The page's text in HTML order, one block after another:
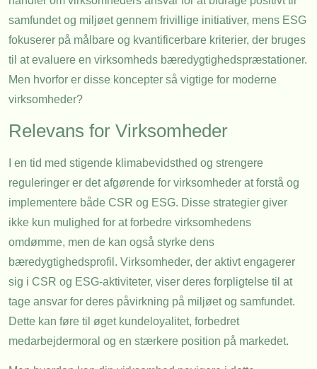
samfundet og miljøet gennem frivillige initiativer, mens ESG
fokuserer på målbare og kvantificerbare kriterier, der bruges
til at evaluere en virksomheds bæredygtighedspræstationer.
Men hvorfor er disse koncepter så vigtige for moderne
virksomheder?
Relevans for Virksomheder
I en tid med stigende klimabevidsthed og strengere
reguleringer er det afgørende for virksomheder at forstå og
implementere både CSR og ESG. Disse strategier giver
ikke kun mulighed for at forbedre virksomhedens
omdømme, men de kan også styrke dens
bæredygtighedsprofil. Virksomheder, der aktivt engagerer
sig i CSR og ESG-aktiviteter, viser deres forpligtelse til at
tage ansvar for deres påvirkning på miljøet og samfundet.
Dette kan føre til øget kundeloyalitet, forbedret
medarbejdermoral og en stærkere position på markedet.